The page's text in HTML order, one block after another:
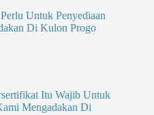
Untuk Penyediaan
Di Kulon Progo
Itu Wajib Untuk
Mengadakan Di